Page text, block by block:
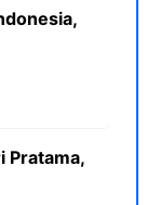
Pratama,